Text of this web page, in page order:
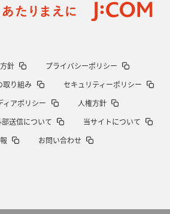
針
プライバシーポリシー
取り組み
セキュリティーポリシー
ィアポリシー
人権方針
送信について
当サイトについて
お問い合わせ